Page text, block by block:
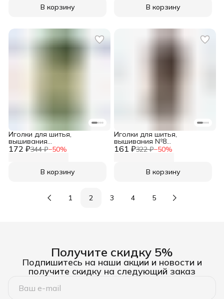
В корзину
В корзину
172 ₽344 ₽−50%
Иголки для шитья,
вышивания
никелированные №1 (0,4*32
В корзину
161 ₽322 ₽−50%
Иголки для шитья,
вышивания №8
никелированные (1,25*50
В корзину
1 2 3 4 5
Получите скидку 5%
Подпишитесь на наши акции и новости и
получите скидку на следующий заказ